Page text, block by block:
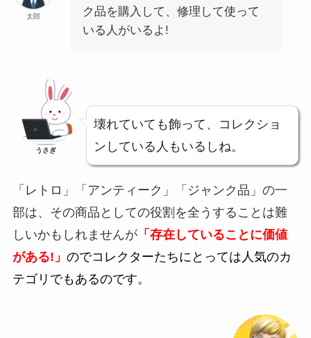
太郎
ク品を購入して、修理して使って
いる人がいるよ!
うさぎ
壊れていても飾って、コレクショ
ンしている人もいるしね。
「レトロ」「アンティーク」「ジャンク品」の一
部は、その商品としての役割を全うすることは難
しいかもしれませんが「存在していることに価値
がある!」 のでコレクターたちにとっては人気のカ
テゴリでもあるのです。